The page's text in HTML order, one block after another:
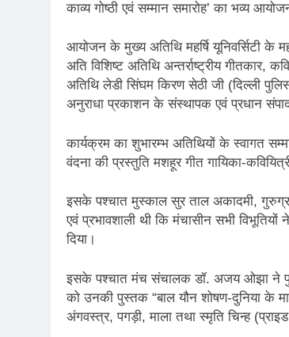
2
2
2
राम
3
3
२१वीं
3
3
काव्य गोष्ठी एवं सम्मान समारोह’ का भव्य
आयोजन के मुख्य अतिथि महर्षि यूनिवर्सिटी
अति विशिष्ट अतिथि अन्तर्राष्ट्रीय
अतिथि लेडी सिंघम किरण सेठी जी (दिल्ली
अनुराधा प्रकाशन के संस्थापक एवं प्रधान
कार्यक्रम का शुभारम्भ अतिथियों के स्वागत
वंदना की प्रस्तुति मशहूर गीत गायिका-
इसके पश्चात मुस्काल सुर ताल अकादमी,
एवं प्रभावशाली थी कि मंचासीन सभी
दिया।
इसके पश्चात मंच संचालक डॉ. अजय ओझा ने
को उनकी पुस्तक “बाल यौन शोषण-दुनिया के
अंगवस्त्र, पगड़ी, माला तथा स्मृति चिन्ह